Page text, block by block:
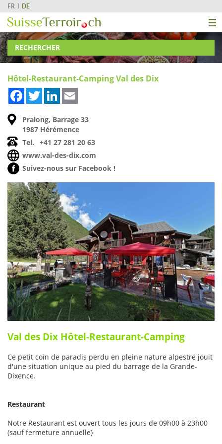
FR DE
RECHERCHER
Hôtel-Restaurant-Camping Val des Dix
FacebookTwitterLinkedIn
Pralong, Barrage 33
1987 Hérémence
Tel.
+41 27 281 20 63
www.val-des-dix.com
Suivez-nous sur Facebook !
Val des Dix Hôtel-Restaurant-Camping
Ce petit coin de paradis perdu en pleine nature alpestre jouit
d'une situation unique au pied du barrage de la Grande-
Dixence.
Restaurant
Notre Restaurant est ouvert tous les jours de 09h00 à 23h00
(sauf fermeture annuelle)